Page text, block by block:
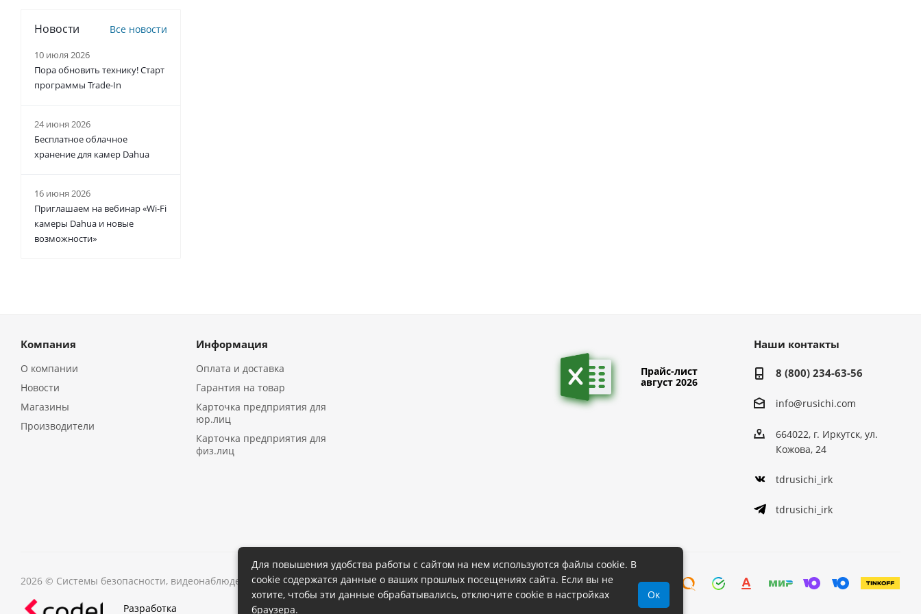
Новости Все новости
10 июля 2026
Пора обновить технику! Старт
программы Trade-In
24 июня 2026
Бесплатное облачное
хранение для камер Dahua
16 июня 2026
Приглашаем на вебинар «Wi-Fi
камеры Dahua и новые
возможности»
Компания
О компании
Новости
Магазины
Производители
Информация
Оплата и доставка
Гарантия на товар
Карточка предприятия для
юр.лиц
Карточка предприятия для
физ.лиц
Прайс-лист
август 2026
Наши контакты
8 (800) 234-63-56
info@rusichi.com
664022, г. Иркутск, ул.
Кожова, 24
tdrusichi_irk
tdrusichi_irk
2026 © Системы безопасности, видеонаблюдения в ИркутскеПолитика конфиденциальности
Разработка
Для повышения удобства работы с сайтом на нем используются файлы cookie. В
cookie содержатся данные о ваших прошлых посещениях сайта. Если вы не
хотите, чтобы эти данные обрабатывались, отключите cookie в настройках
браузера.
Ок